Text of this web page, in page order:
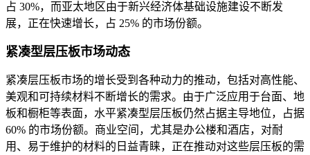
占 30%，而亚太地区由于新兴经济体基础设施建设不断发
展，正在快速增长，占 25% 的市场份额。
紧凑型层压板市场动态
紧凑层压板市场的增长受到各种动力的推动，包括对高性能、
美观和可持续材料不断增长的需求。由于广泛应用于台面、地
板和橱柜等表面，水平紧凑型层压板仍然占据主导地位，占据
60% 的市场份额。商业空间，尤其是办公楼和酒店，对耐
用、易于维护的材料的日益青睐，正在推动对这些层压板的需